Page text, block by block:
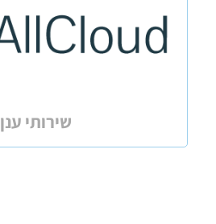
שירותי ענן